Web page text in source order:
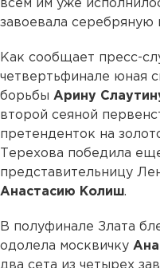
всем им уже
завоевала серебряную
Как сообщает пресс-
четвертьфинале юная
борьбы Арину
второй сеяной
претенденток на
Терехова победила
представительницу
Анастасию Колиш.
В полуфинале Злата
одолела москвичку
два сета из четырех